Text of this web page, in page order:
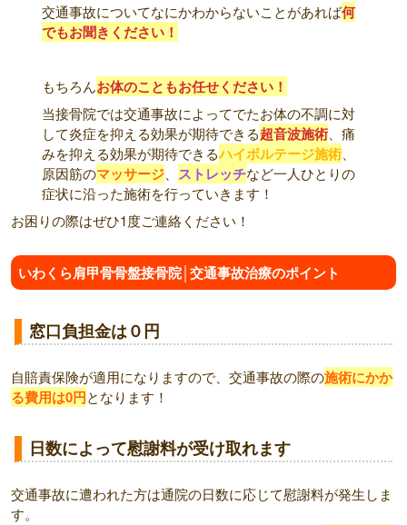
交通事故についてなにかわからないことがあれば何
でもお聞きください！
もちろんお体のこともお任せください！
当接骨院では交通事故によってでたお体の不調に対
して炎症を抑える効果が期待できる超音波施術、痛
みを抑える効果が期待できるハイボルテージ施術、
原因筋のマッサージ、 ストレッチなど一人ひとりの
症状に沿った施術を行っていきます！
お困りの際はぜひ1度ご連絡ください！
いわくら肩甲骨骨盤接骨院│交通事故治療のポイント
窓口負担金は０円
自賠責保険が適用になりますので、交通事故の際の施術にかか
る費用は0円となります！
日数によって慰謝料が受け取れます
交通事故に遭われた方は通院の日数に応じて慰謝料が発生しま
す。